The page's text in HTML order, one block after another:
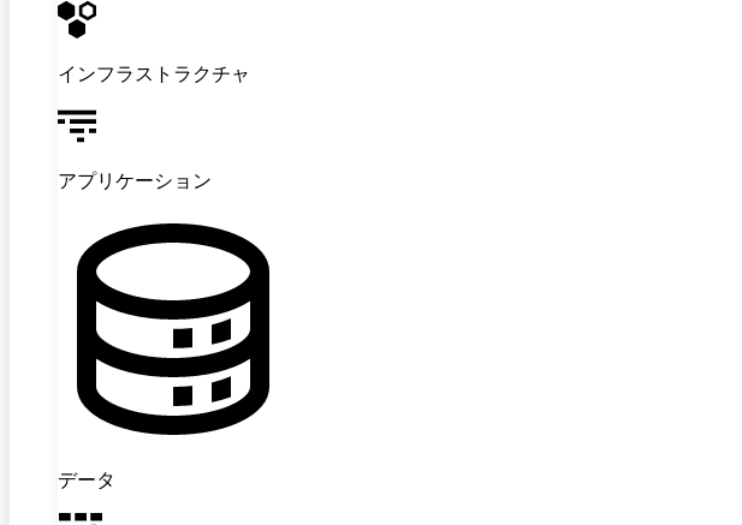
インフラストラクチャ
アプリケーション
データ